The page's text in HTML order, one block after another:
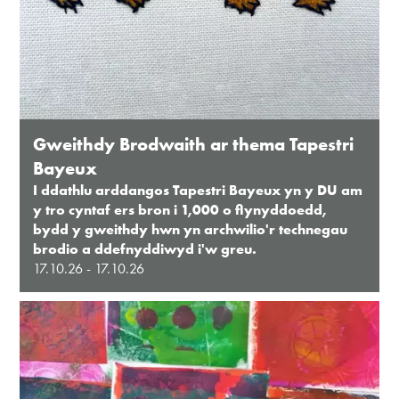
Gweithdy Brodwaith ar thema Tapestri
Bayeux
I ddathlu arddangos Tapestri Bayeux yn y DU am
y tro cyntaf ers bron i 1,000 o flynyddoedd,
bydd y gweithdy hwn yn archwilio'r technegau
brodio a ddefnyddiwyd i'w greu.
17.10.26 - 17.10.26